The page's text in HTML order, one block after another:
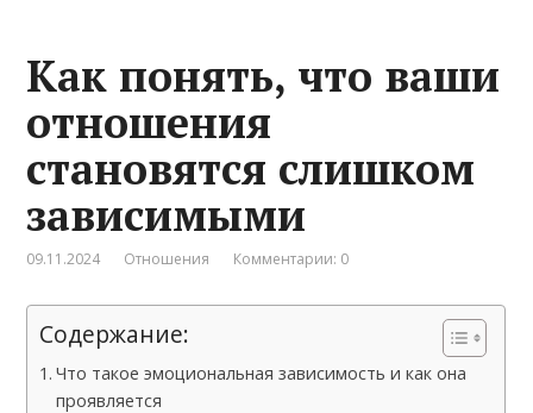
Как понять, что ваши
отношения
становятся слишком
зависимыми
09.11.2024 Отношения Комментарии: 0
Содержание:
Что такое эмоциональная зависимость и как она
проявляется